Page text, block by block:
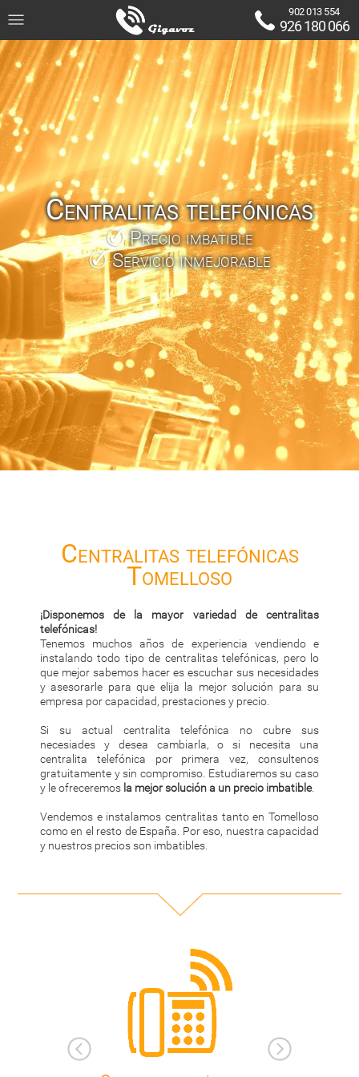
902 013 554
926 180 066
Centralitas telefónicas
Precio imbatible
Servicio inmejorable
Centralitas telefónicas
Tomelloso
¡Disponemos de la mayor variedad de centralitas
telefónicas!
Tenemos muchos años de experiencia vendiendo e
instalando todo tipo de centralitas telefónicas, pero lo
que mejor sabemos hacer es escuchar sus necesidades
y asesorarle para que elija la mejor solución para su
empresa por capacidad, prestaciones y precio.
Si su actual centralita telefónica no cubre sus
necesiades y desea cambiarla, o si necesita una
centralita telefónica por primera vez, consultenos
gratuitamente y sin compromiso. Estudiaremos su caso
y le ofreceremos la mejor solución a un precio imbatible.
Vendemos e instalamos centralitas tanto en Tomelloso
como en el resto de España. Por eso, nuestra capacidad
y nuestros precios son imbatibles.